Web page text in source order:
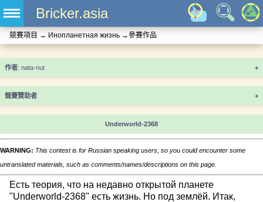
Bricker.asia
競賽項目 → Инопланетная жизнь →參賽作品
+
競賽贊助者 +
Underworld-2368
WARNING: This contest is for Russian speaking users, so you could encounter some
untranslated materials, such as comments/names/descriptions on this page.
Есть теория, что на недавно открытой планете
"Underworld-2368" есть жизнь. Но под землёй. Итак,